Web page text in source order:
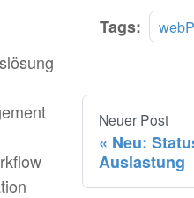
Tags:
Neuer Post
Neu:
Auslastung